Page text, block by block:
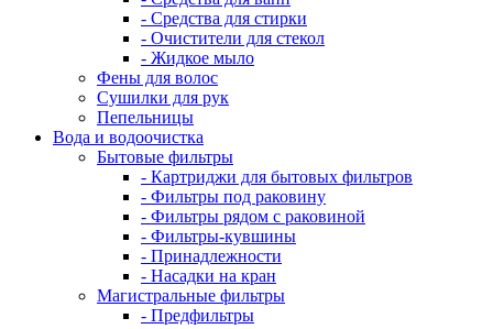
- Средства для стирки
- Очистители для стекол
- Жидкое мыло
Фены для волос
Сушилки для рук
Пепельницы
Вода и водоочистка
Бытовые фильтры
- Картриджи для бытовых фильтров
- Фильтры под раковину
- Фильтры рядом с раковиной
- Фильтры-кувшины
- Принадлежности
- Насадки на кран
Магистральные фильтры
- Предфильтры